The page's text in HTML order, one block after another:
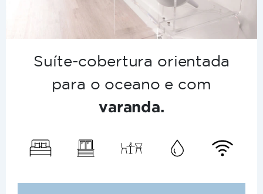
Suíte-cobertura orientada
para o oceano e com
varanda.